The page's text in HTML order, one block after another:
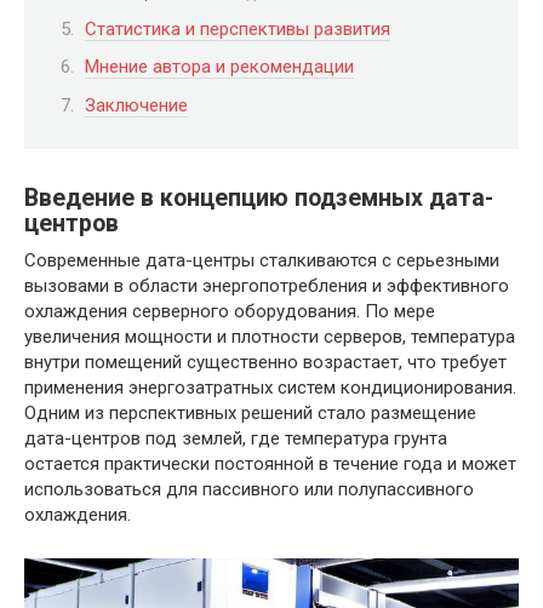
Статистика и перспективы развития
Мнение автора и рекомендации
Заключение
Введение в концепцию подземных дата-
центров
Современные дата-центры сталкиваются с серьезными
вызовами в области энергопотребления и эффективного
охлаждения серверного оборудования. По мере
увеличения мощности и плотности серверов, температура
внутри помещений существенно возрастает, что требует
применения энергозатратных систем кондиционирования.
Одним из перспективных решений стало размещение
дата-центров под землей, где температура грунта
остается практически постоянной в течение года и может
использоваться для пассивного или полупассивного
охлаждения.